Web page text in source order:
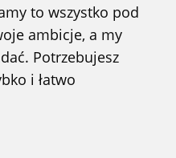
praca w Rotterdamie
praca w Tiel
praca w Tilburgu
Pokaż mapę
Praca w Logistic Force
Kontakt
to wszystko pod
ambicje, a my
Potrzebujesz
i łatwo